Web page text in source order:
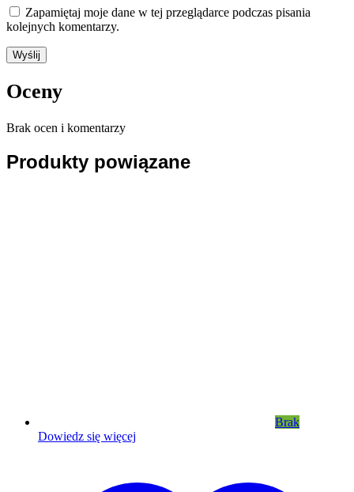
Zapamiętaj moje dane w tej przeglądarce podczas pisania
kolejnych komentarzy.
Oceny
Brak ocen i komentarzy
Produkty powiązane
Brak
Dowiedz się więcej